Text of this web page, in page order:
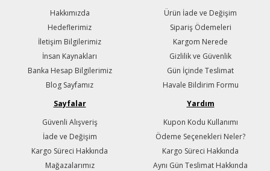
Hakkımızda
Hedeflerimiz
İletişim Bilgilerimiz
İnsan Kaynakları
Banka Hesap Bilgilerimiz
Blog Sayfamız
Ürün İade ve Değişim
Sipariş Ödemeleri
Kargom Nerede
Gizlilik ve Güvenlik
Gün İçinde Teslimat
Havale Bildirim Formu
Sayfalar
Güvenli Alışveriş
İade ve Değişim
Kargo Süreci Hakkında
Mağazalarımız
Yardım
Kupon Kodu Kullanımı
Ödeme Seçenekleri Neler?
Kargo Süreci Hakkında
Aynı Gün Teslimat Hakkında